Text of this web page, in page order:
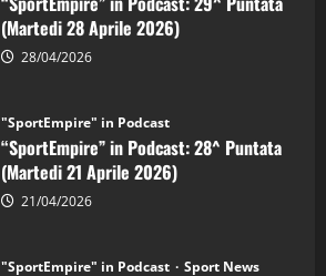
"SportEmpire" in Podcast
“SportEmpire” in Podcast: 28^ Puntata
(Martedi 21 Aprile 2026)
"SportEmpire" in Podcast Sport News
“SportEmpire” in Podcast: 27^ Puntata
(Martedi 14 Aprile 2026)